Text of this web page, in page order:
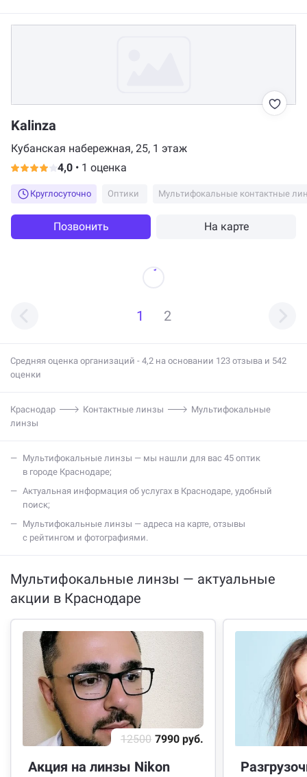
Kalinza
Кубанская набережная, 25, 1 этаж
4,0 • 1 оценка
Круглосуточно Оптики Мультифокальные контактные
Позвонить На карте
1 2
Средняя оценка организаций - 4,2 на основании 123 отзыва и 542
оценки
Краснодар Контактные линзы
Мультифокальные
линзы
мультифокальные линзы — мы нашли для вас 45 оптик
в городе Краснодаре;
актуальная информация об услугах в Краснодаре, удобный
поиск;
мультифокальные линзы — адреса на карте, отзывы
с рейтингом и фотографиями.
Мультифокальные линзы — актуальные
акции в Краснодаре
12500 7990 руб.
Акция на линзы Nikon